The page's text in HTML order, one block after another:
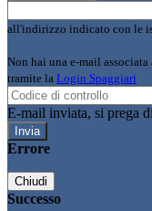
all'indirizzo indicato con le
Non hai una e-mail
tramite la Login Spaggiari
E-mail inviata, si prega
Errore
Chiudi
Successo